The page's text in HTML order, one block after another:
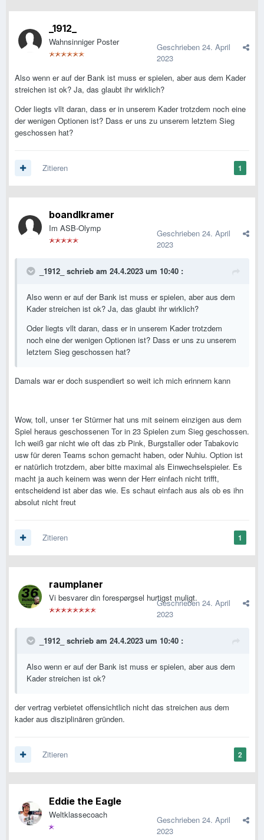
_1912_
Wahnsinniger Poster Geschrieben 24. April
2023
Also wenn er auf der Bank ist muss er spielen, aber aus dem Kader
streichen ist ok? Ja, das glaubt ihr wirklich?
Oder liegts vllt daran, dass er in unserem Kader trotzdem noch eine
der wenigen Optionen ist? Dass er uns zu unserem letztem Sieg
geschossen hat?
1
Zitieren
boandlkramer
Im ASB-Olymp Geschrieben 24. April
2023
_1912_ schrieb am 24.4.2023 um 10:40 :
Also wenn er auf der Bank ist muss er spielen, aber aus dem
Kader streichen ist ok? Ja, das glaubt ihr wirklich?
Oder liegts vllt daran, dass er in unserem Kader trotzdem
noch eine der wenigen Optionen ist? Dass er uns zu unserem
letztem Sieg geschossen hat?
Damals war er doch suspendiert so weit ich mich erinnern kann
Wow, toll, unser 1er Stürmer hat uns mit seinem einzigen aus dem
Spiel heraus geschossenen Tor in 23 Spielen zum Sieg geschossen.
Ich weiß gar nicht wie oft das zb Pink, Burgstaller oder Tabakovic
usw für deren Teams schon gemacht haben, oder Nuhiu. Option ist
er natürlich trotzdem, aber bitte maximal als Einwechselspieler. Es
macht ja auch keinem was wenn der Herr einfach nicht trifft,
entscheidend ist aber das wie. Es schaut einfach aus als ob es ihn
absolut nicht freut
1
Zitieren
raumplaner
Vi besvarer din forespørgsel hurtigst muligt.
Geschrieben 24. April
2023
_1912_ schrieb am 24.4.2023 um 10:40 :
Also wenn er auf der Bank ist muss er spielen, aber aus dem
Kader streichen ist ok?
der vertrag verbietet offensichtlich nicht das streichen aus dem
kader aus disziplinären gründen.
2
Zitieren
Eddie the Eagle
Weltklassecoach Geschrieben 24. April
2023